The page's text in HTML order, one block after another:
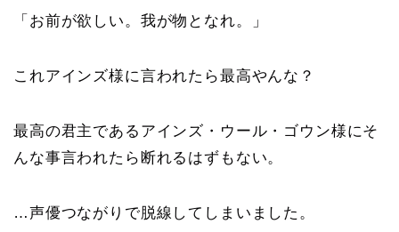
「お前が欲しい。我が物となれ。」
これアインズ様に言われたら最高やんな？
最高の君主であるアインズ・ウール・ゴウン様にそ
んな事言われたら断れるはずもない。
…声優つながりで脱線してしまいました。